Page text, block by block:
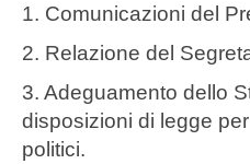
1. Comunicazioni del
2. Relazione del
3. Adeguamento dello
disposizioni di legge
politici.